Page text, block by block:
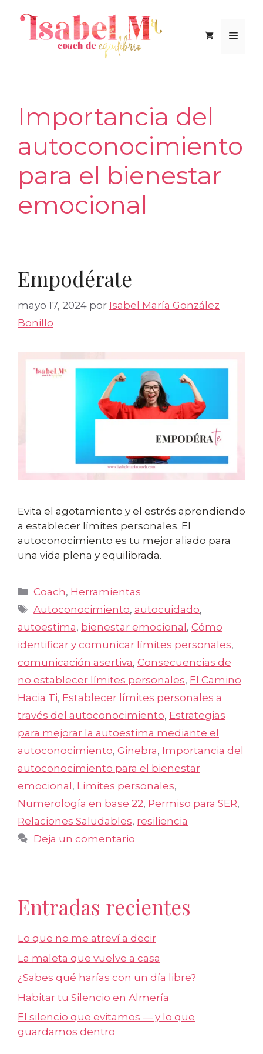
contenido
Menú
Importancia del
autoconocimiento
para el bienestar
emocional
Empodérate
mayo 17, 2024 por Isabel María González
Bonillo
Evita el agotamiento y el estrés aprendiendo
a establecer límites personales. El
autoconocimiento es tu mejor aliado para
una vida plena y equilibrada.
Categorías
Coach, Herramientas
Etiquetas
Autoconocimiento,autocuidado,
autoestima, bienestar emocional , Cómo
identificar y comunicar límites personales,
comunicación asertiva, Consecuencias de
no establecer límites personales, El Camino
Hacia Ti, Establecer límites personales a
través del autoconocimiento, Estrategias
para mejorar la autoestima mediante el
autoconocimiento, Ginebra, Importancia del
autoconocimiento para el bienestar
emocional , Límites personales,
Numerología en base 22, Permiso para SER,
Relaciones Saludables, resiliencia
Deja un comentario
Entradas recientes
Lo que no me atreví a decir
La maleta que vuelve a casa
¿Sabes qué harías con un día libre?
Habitar tu Silencio en Almería
El silencio que evitamos — y lo que
guardamos dentro